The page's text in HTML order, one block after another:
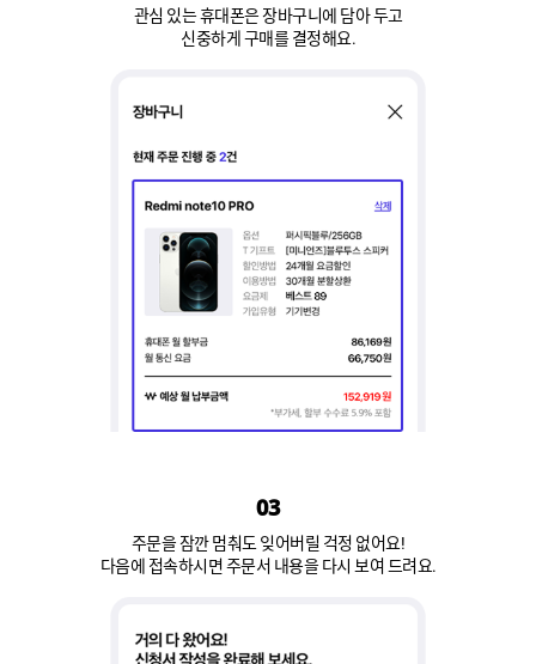
관심 있는 휴대폰은 장바구니에 담아 두고
신중하게 구매를 결정해요.
03
주문을 잠깐 멈춰도 잊어버릴 걱정 없어요!
다음에 접속하시면 주문서 내용을 다시 보여 드려요.